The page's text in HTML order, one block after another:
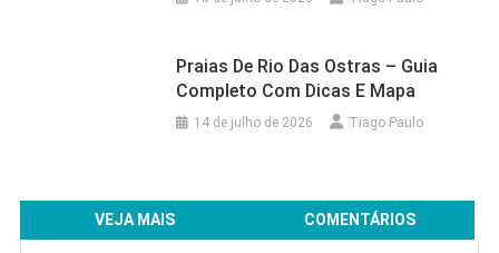
Praias De Rio Das Ostras – Guia
Completo Com Dicas E Mapa
14 de julho de 2026 Tiago Paulo
VEJA MAIS COMENTÁRIOS